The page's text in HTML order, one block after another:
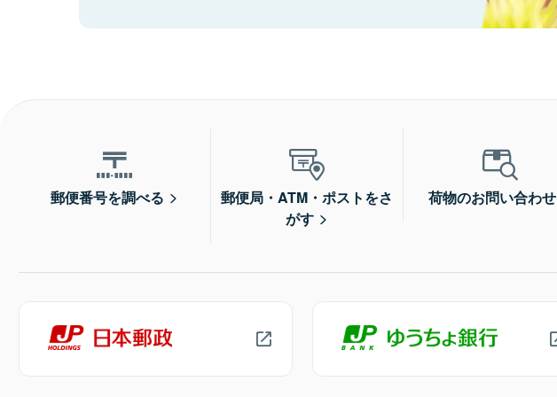
郵便番号を調べる
郵便局・ATM・ポストをさ
がす
荷物のお問い合わせ